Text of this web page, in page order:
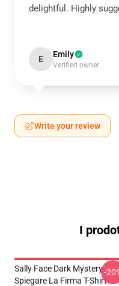
delightful. Highly
E Emily
Verified owner
Write your review
I
Sally Face Dark Mystery
Spiegare La Firma T-Shirt
-